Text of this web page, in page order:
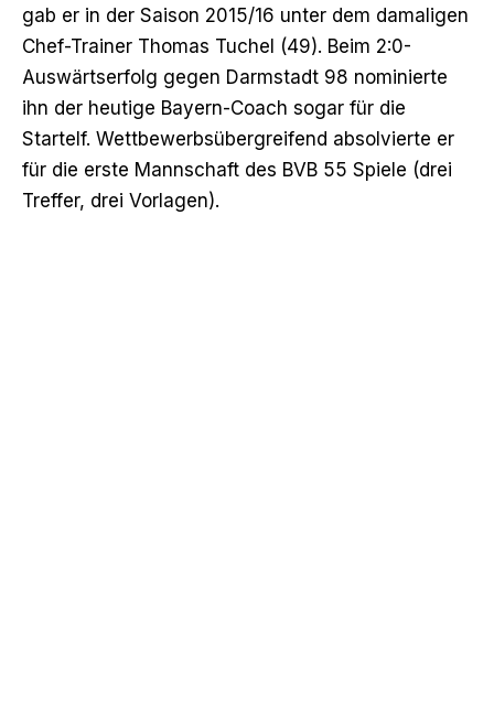
gab er in der Saison 2015/16 unter dem damaligen
Chef-Trainer Thomas Tuchel (49). Beim 2:0-
Auswärtserfolg gegen Darmstadt 98 nominierte
ihn der heutige Bayern-Coach sogar für die
Startelf. Wettbewerbsübergreifend absolvierte er
für die erste Mannschaft des BVB 55 Spiele (drei
Treffer, drei Vorlagen).